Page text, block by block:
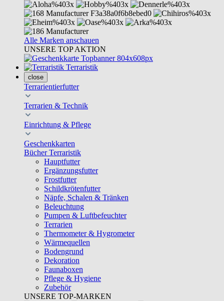
Alle Marken anschauen
UNSERE TOP AKTION
Terraristik
close
Terrarientierfutter
Terrarien & Technik
Einrichtung & Pflege
Geschenkkarten
Bücher Terraristik
Hauptfutter
Ergänzungsfutter
Frostfutter
Schildkrötenfutter
Näpfe, Schalen & Tränken
Beleuchtung
Pumpen & Luftbefeuchter
Terrarien
Thermometer & Hygrometer
Wärmequellen
Bodengrund
Dekoration
Faunaboxen
Pflege & Hygiene
Zubehör
UNSERE TOP-MARKEN